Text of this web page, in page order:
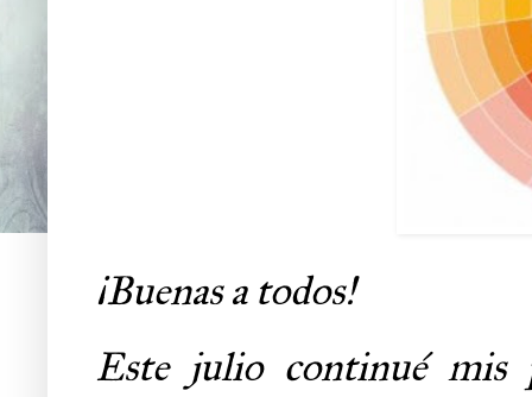
¡Buenas a todos!
Este julio continué mis